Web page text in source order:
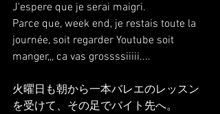
J'espere que je serai maigri.
Parce que, week end, je restais toute la
journée, soit regarder Youtube soit
manger,,, ca vas grossssiiiii....
火曜日も朝から一本バレエのレッスン
を受けて、その足でバイト先へ。